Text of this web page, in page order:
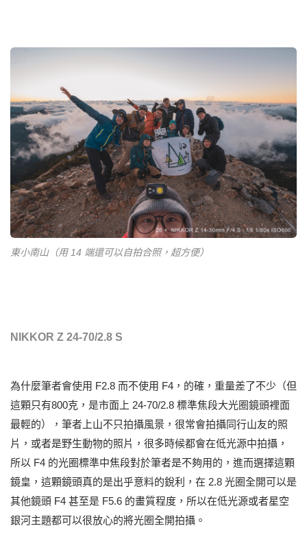
東小南山（用 14 端還可以自拍合照，超方便）
NIKKOR Z 24-70/2.8 S
為什麼筆者會使用 F2.8 而不使用 F4，的確，重量差了不少（但
這顆只有800克，是市面上 24-70/2.8 標準焦段大光圈鏡頭裡面
最輕的），筆者上山不只拍攝風景，很常會拍攝同行山友的照
片，或者是野生動物的照片，很多時候都會在低光源中拍攝，
所以 F4 的光圈標準中焦段對於筆者是不夠用的，進而選擇這顆
鏡皇，這顆鏡頭真的是出乎意料的銳利，在 2.8 光圈全開可以是
其他鏡頭 F4 甚至是 F5.6 的畫質程度，所以在低光源或者星空
銀河主題都可以很放心的將光圈全開拍攝。